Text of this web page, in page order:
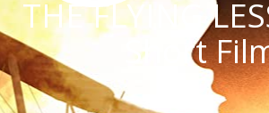
THE FLYING
Short